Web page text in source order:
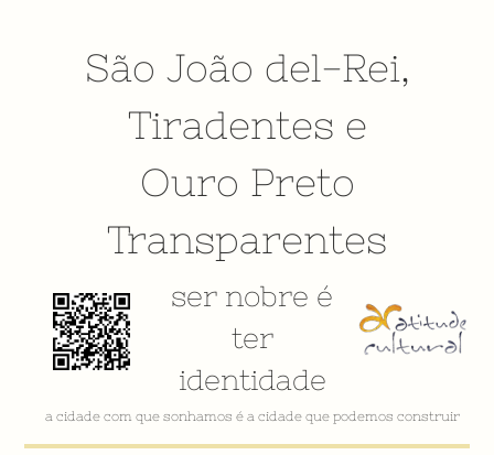
São João del-Rei,
Tiradentes e
Ouro Preto
Transparentes
ser nobre é
ter
identidade
a cidade com que sonhamos é a cidade que podemos construir